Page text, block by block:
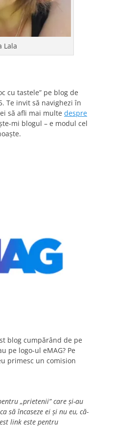
Lala
cu tastele” pe blog de
Te invit să navighezi în
să afli mai multe despre
mi blogul – e modul cel
blog cumpărând de pe
pe logo-ul eMAG? Pe
primesc un comision
„prietenii” care și-au
să încaseze ei și nu eu, că-
link este pentru